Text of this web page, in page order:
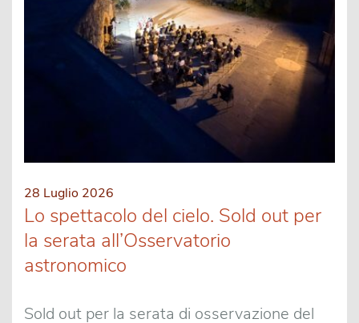
28 Luglio 2026
Lo spettacolo del cielo. Sold out per
la serata all’Osservatorio
astronomico
Sold out per la serata di osservazione del